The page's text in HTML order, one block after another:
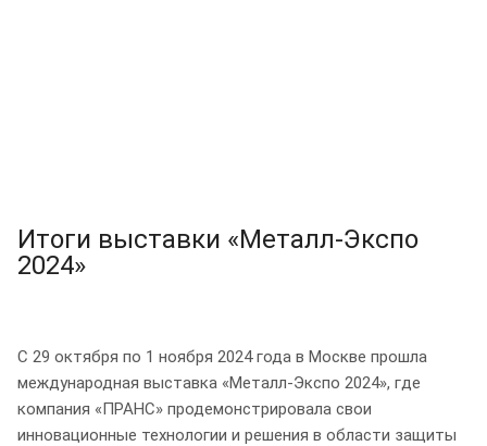
Итоги выставки «Металл-Экспо
2024»
С 29 октября по 1 ноября 2024 года в Москве прошла
международная выставка «Металл-Экспо 2024», где
компания «ПРАНС» продемонстрировала свои
инновационные технологии и решения в области защиты